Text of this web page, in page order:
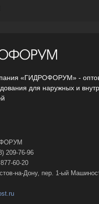
«ГИДРОФОРУМ» -
для наружных и
209-76-96
60-20
на-Дону, пер. 1-ый